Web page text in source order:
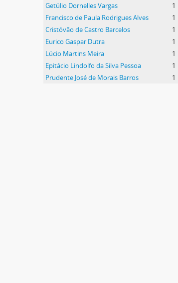
Getúlio Dornelles Vargas
1
Francisco de Paula Rodrigues Alves
1
Cristóvão de Castro Barcelos
1
Eurico Gaspar Dutra
1
Lúcio Martins Meira
1
Epitácio Lindolfo da Silva Pessoa
1
Prudente José de Morais Barros
1